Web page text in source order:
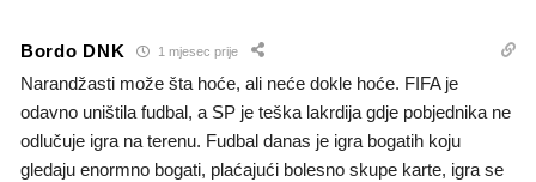
Bordo DNK 1 mjesec prije
Narandžasti može šta hoće, ali neće dokle hoće. FIFA je
odavno uništila fudbal, a SP je teška lakrdija gdje pobjednika ne
odlučuje igra na terenu. Fudbal danas je igra bogatih koju
gledaju enormno bogati, plaćajući bolesno skupe karte, igra se